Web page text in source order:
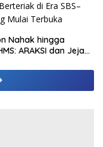
Nahak hingga
ARAKSI dan Jejak